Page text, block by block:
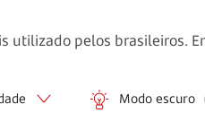
utilizado pelos brasileiros.
Modo escuro